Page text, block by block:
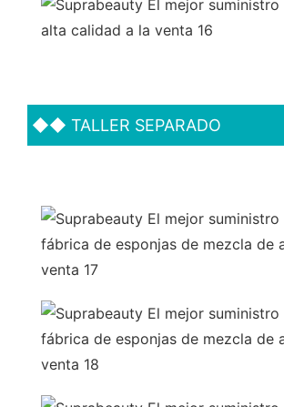
◆◆ TALLER SEPARADO